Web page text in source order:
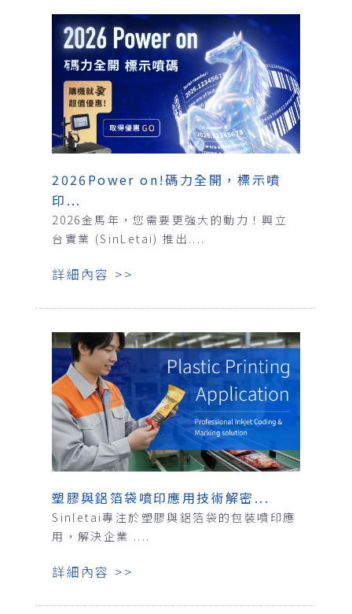
2026Power on!碼力全開，標示噴
印...
2026金馬年，您需要更強大的動力！興立
台實業 (SinLetai) 推出....
詳細內容 >>
塑膠與鋁箔袋噴印應用技術解密...
Sinletai專注於塑膠與鋁箔袋的包裝噴印應
用，解決企業 ....
詳細內容 >>